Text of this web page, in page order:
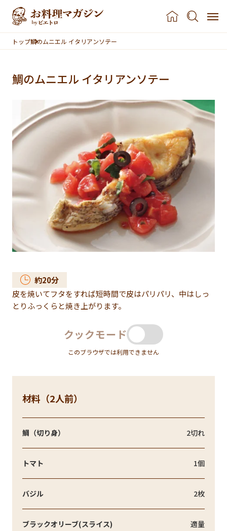
本文へスキップ
トップ鯛のムニエル イタリアンソテー
鯛のムニエル イタリアンソテー
約20分
皮を焼いてフタをすれば短時間で皮はパリパリ、中はしっ
とりふっくらと焼き上がります。
クックモード
このブラウザでは利用できません
材料（2人前）
鯛（切り身） 2切れ
トマト 1個
バジル 2枚
ブラックオリーブ(スライス) 適量